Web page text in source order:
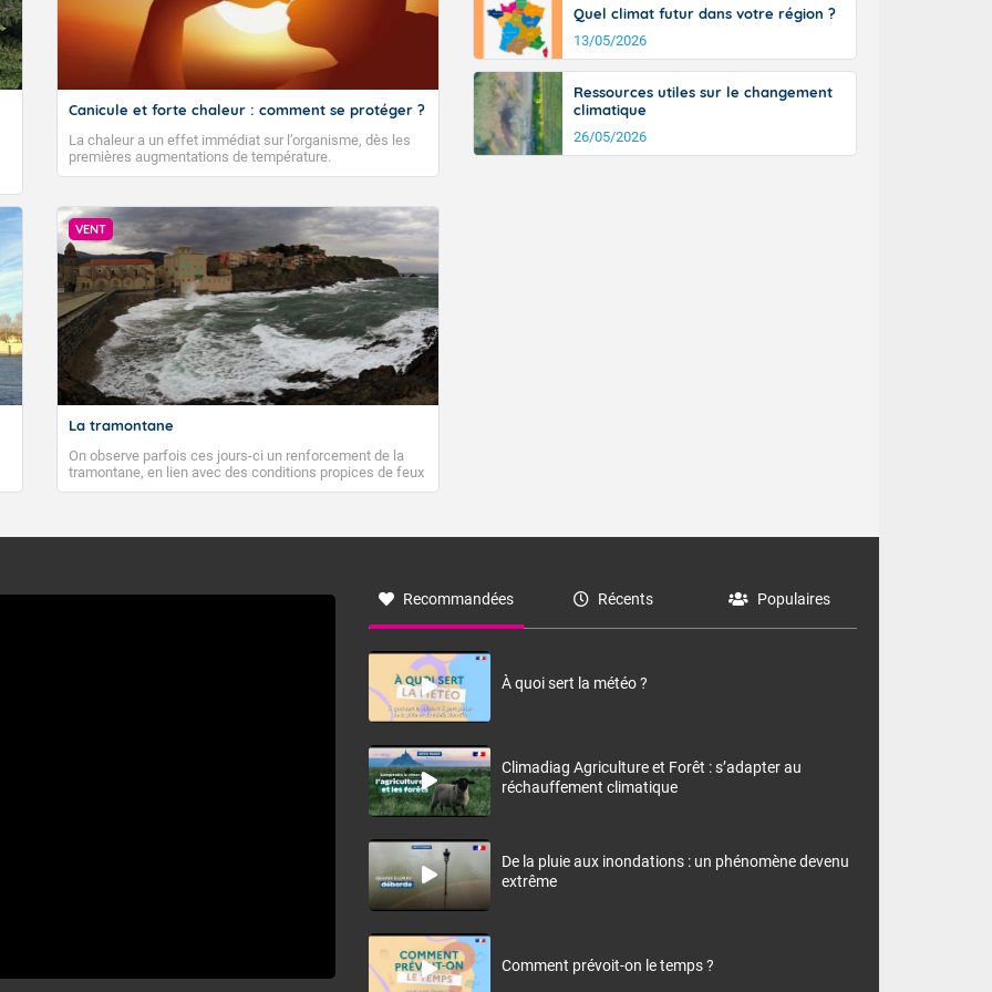
Canicule et forte chaleur : comment se protéger ?
La chaleur a un effet immédiat sur l’organisme, dès les
premières augmentations de température.
VENT
La tramontane
On observe parfois ces jours-ci un renforcement de la
tramontane, en lien avec des conditions propices de feux
de forêt. Mais qu'est-ce que la tramontane ? Quelles sont
à nord-ouest, dans un secteur qui part du Roussillon à la
monts, en allusion aux régions montagneuses d’où
Quel climat futur dans votre région ?
13/05/2026
Ressources utiles sur le changement
climatique
26/05/2026
Recommandées Récents Populaires
À quoi sert la météo ?
Climadiag Agriculture et Forêt : s’adapter au
réchauffement climatique
De la pluie aux inondations : un phénomène devenu
extrême
Comment prévoit-on le temps ?